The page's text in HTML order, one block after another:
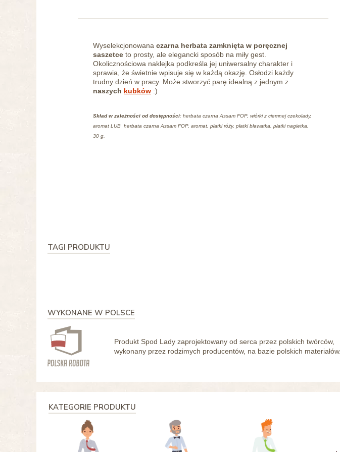
Wyselekcjonowana czarna herbata zamknięta w poręcznej
saszetce to prosty, ale elegancki sposób na miły gest.
Okolicznościowa naklejka podkreśla jej uniwersalny charakter i
sprawia, że świetnie wpisuje się w każdą okazję. Osłodzi każdy
trudny dzień w pracy. Może stworzyć parę idealną z jednym z
naszych kubków :)
Skład w zależności od dostępności: herbata czarna Assam FOP, wiórki z ciemnej czekolady,
aromat LUB herbata czarna Assam FOP, aromat, płatki róży, płatki bławatka, płatki nagietka,
30 g.
TAGI PRODUKTU
WYKONANE W POLSCE
Produkt Spod Lady zaprojektowany od serca przez polskich twórców,
wykonany przez rodzimych producentów, na bazie polskich materiałów.
KATEGORIE PRODUKTU